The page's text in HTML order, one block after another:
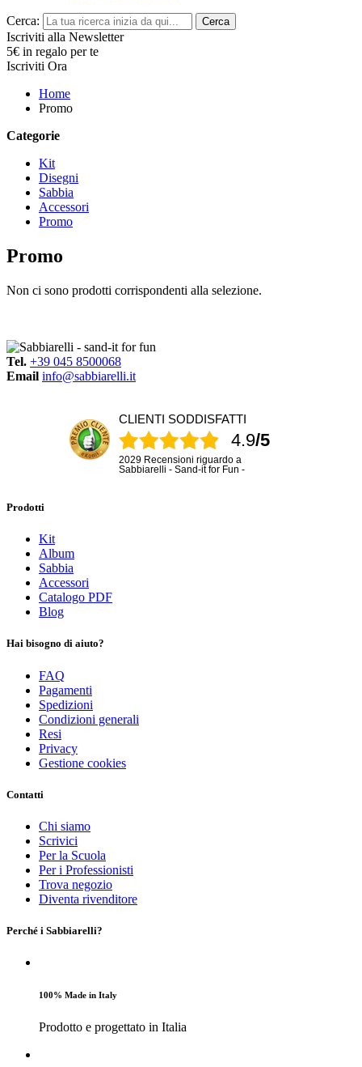
Cerca: Cerca
Iscriviti alla Newsletter
5€ in regalo per te
Iscriviti Ora
Home
Promo
Categorie
Kit
Disegni
Sabbia
Accessori
Promo
Promo
Non ci sono prodotti corrispondenti alla selezione.
Tel. +39 045 8500068
Email info@sabbiarelli.it
CLIENTI SODDISFATTI
4.9/5
2029 Recensioni riguardo a
Sabbiarelli - Sand-it for Fun -
Prodotti
Kit
Album
Sabbia
Accessori
Catalogo PDF
Blog
Hai bisogno di aiuto?
FAQ
Pagamenti
Spedizioni
Condizioni generali
Resi
Privacy
Gestione cookies
Contatti
Chi siamo
Scrivici
Per la Scuola
Per i Professionisti
Trova negozio
Diventa rivenditore
Perché i Sabbiarelli?
100% Made in Italy
Prodotto e progettato in Italia